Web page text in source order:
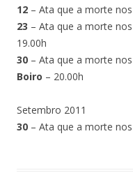
12 – Ata que a morte
23 – Ata que a morte
19.00h
30 – Ata que a morte
Boiro – 20.00h
Setembro 2011
30 – Ata que a morte